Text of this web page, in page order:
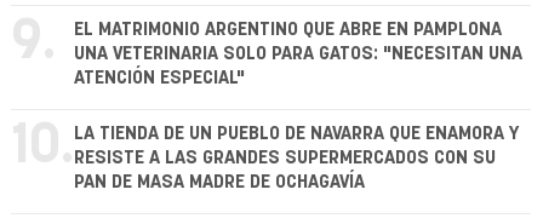
9.
EL MATRIMONIO ARGENTINO QUE ABRE EN PAMPLONA
UNA VETERINARIA SOLO PARA GATOS: "NECESITAN UNA
ATENCIÓN ESPECIAL"
10. LA TIENDA DE UN PUEBLO DE NAVARRA QUE ENAMORA Y
RESISTE A LAS GRANDES SUPERMERCADOS CON SU
PAN DE MASA MADRE DE OCHAGAVÍA